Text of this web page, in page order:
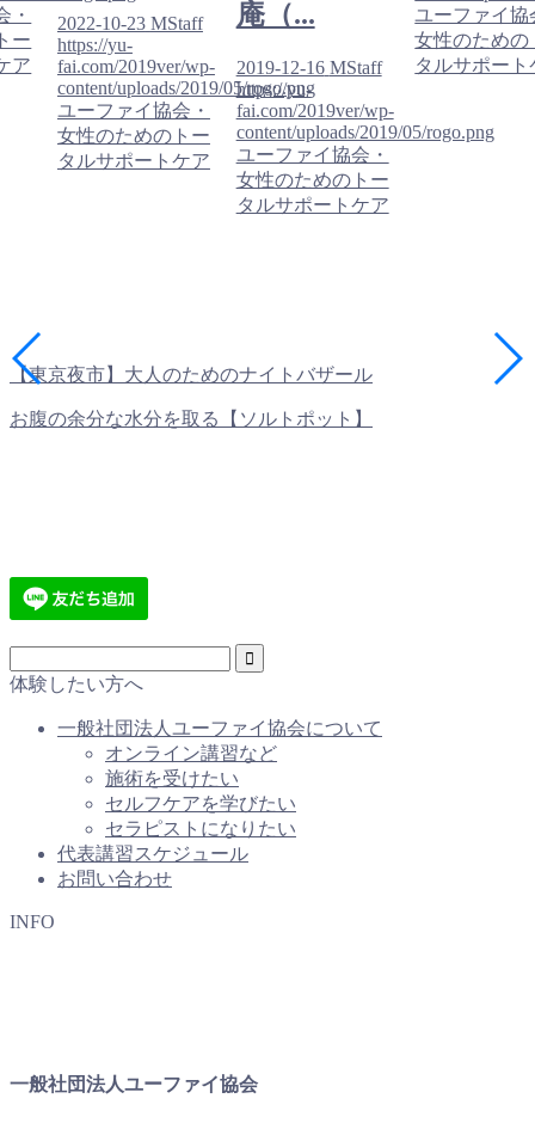
・
ー
ア
2022-10-23 MStaff
https://yu-
fai.com/2019ver/wp-
content/uploads/2019/05/rogo.png
ユーファイ協会・
女性のためのトー
タルサポートケア
庵（...
2019-12-16 MStaff
https://yu-
fai.com/2019ver/wp-
content/uploads/2019/05/rogo.png
ユーファイ協会・
女性のためのトー
タルサポートケア
ユーファイ協
女性のための
タルサポート
【東京夜市】大人のためのナイトバザール
お腹の余分な水分を取る【ソルトポット】
体験したい方へ
一般社団法人ユーファイ協会について
オンライン講習など
施術を受けたい
セルフケアを学びたい
セラピストになりたい
代表講習スケジュール
お問い合わせ
INFO
一般社団法人ユーファイ協会